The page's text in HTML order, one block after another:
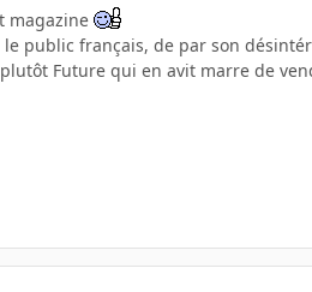
magazine
public français, de par son
Future qui en avit marre de